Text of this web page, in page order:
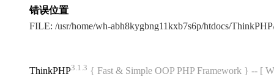
错误位置
FILE: /usr/home/wh-abh8kygbng11kxb7s6p/htdocs/
ThinkPHP3.1.3 { Fast & Simple OOP PHP Framework } -- [